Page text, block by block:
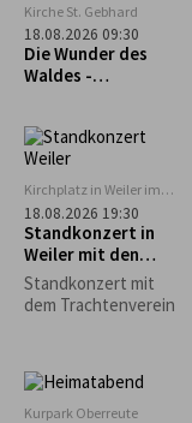
Kirche St. Gebhard
18.08.2026 09:30
Die Wunder des
Waldes -
Kirchplatz in Weiler im
Allgäu
18.08.2026 19:30
Standkonzert in
Weiler mit den
Trachtlern
Standkonzert mit
dem Trachtenverein
Kurpark Oberreute